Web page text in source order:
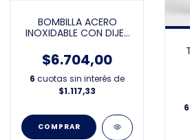
BOMBILLA ACERO
INOXIDABLE CON DIJE-
$6.704,00
6 cuotas sin interés de
$1.117,33
6